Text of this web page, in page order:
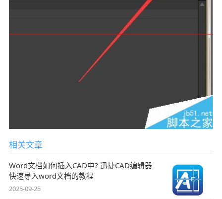
相关文章
Word文档如何插入CAD中? 迅捷CAD编辑器
快速导入word文档的教程
2025-09-25